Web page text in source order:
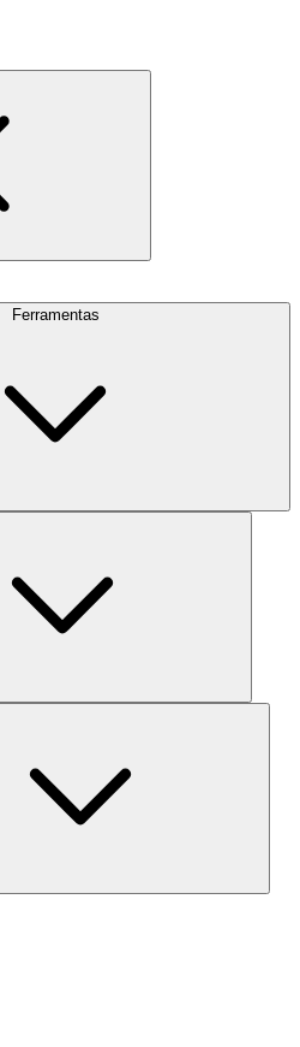
Ferramentas